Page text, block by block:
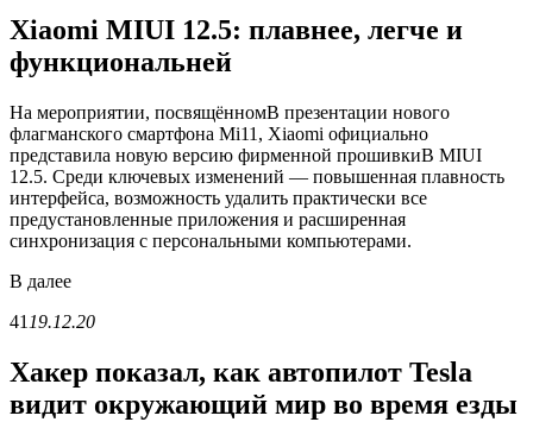
Xiaomi MIUI 12.5: плавнее, легче и
функциональней
На мероприятии, посвящённомВ презентации нового
флагманского смартфона Mi11, Xiaomi официально
представила новую версию фирменной прошивкиВ MIUI
12.5. Среди ключевых изменений — повышенная плавность
интерфейса, возможность удалить практически все
предустановленные приложения и расширенная
синхронизация с персональными компьютерами.
В далее
41 19.12.20
Хакер показал, как автопилот Tesla
видит окружающий мир во время езды